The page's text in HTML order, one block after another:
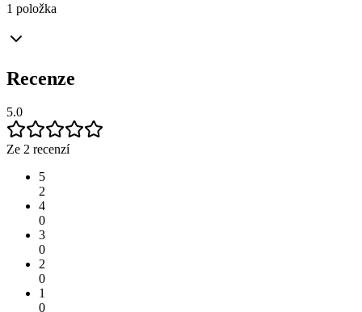
1 položka
Recenze
5.0
Ze 2 recenzí
5
2
4
0
3
0
2
0
1
0